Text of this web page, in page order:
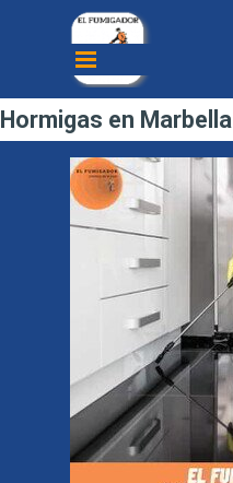
Vaya al Contenido
Hormigas en Marbella